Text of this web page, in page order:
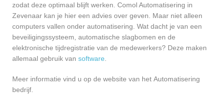
zodat deze optimaal blijft werken. Comol Automatisering in
Zevenaar kan je hier een advies over geven. Maar niet alleen
computers vallen onder automatisering. Wat dacht je van een
beveiligingssysteem, automatische slagbomen en de
elektronische tijdregistratie van de medewerkers? Deze maken
allemaal gebruik van software
Meer informatie vind u op de website van het Automatisering
bedrijf.